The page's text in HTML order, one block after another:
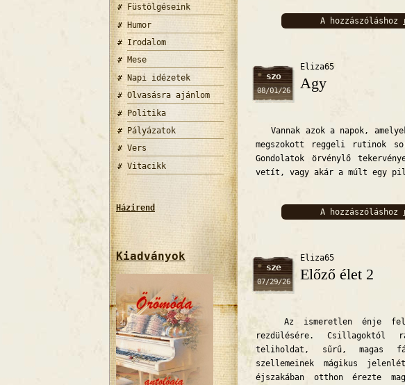
Füstölgéseink
Humor
Irodalom
Mese
Napi idézetek
Olvasásra ajánlom
Politika
Pályázatok
Vers
Vitacikk
Házirend
Kiadványok
A hozzászóláshoz
szo
08/01/26
Eliza65
Agy
Vannak azok a napok,
megszokott reggeli rutinok
Gondolatok örvénylő
vetít, vagy akár a múlt egy
A hozzászóláshoz
sze
07/29/26
Eliza65
Előző élet 2
Az ismeretlen énje
rezdülésére. Csillagoktól
teliholdat, sűrű, magas
szellemeinek mágikus
éjszakában otthon érezte